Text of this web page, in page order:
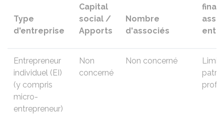
Type
d'entreprise
Capital
social /
Apports
Nombre
d'associés
Entrepreneur
individuel (EI)
(y compris
micro-
entrepreneur)
Non
concerné
Non concerné